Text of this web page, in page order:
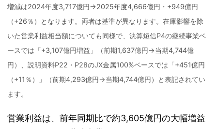
増減は2024年度3,717億円→2025年度4,666億円・+949億円
（+26％）となります。両者は基準が異なります。在庫影響を除
いた営業利益相当額についても同様で、決算短信P4の継続事業ベ
ースでは「+3,107億円増益」（前期1,637億円→当期4,744億
円）、説明資料P22・P28のJX金属100%ベースでは「+451億円
（+11％）」（前期4,293億円→当期4,744億円）と表記されてい
ます。
営業利益は、前年同期比で約3,605億円の大幅増益